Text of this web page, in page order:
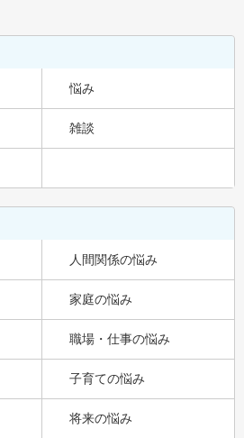
悩み
雑談
人間関係の悩み
家庭の悩み
職場・仕事の悩み
子育ての悩み
将来の悩み